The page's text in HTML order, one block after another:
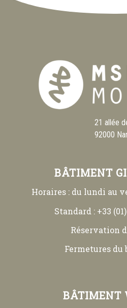
21 allée
92000
BÂTIMENT
Horaires : du lundi au
Standard : +33
Réservation
Fermetures
BÂTIMENT